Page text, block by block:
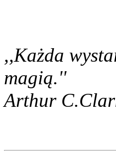
,,Każda
magią.''
Arthur